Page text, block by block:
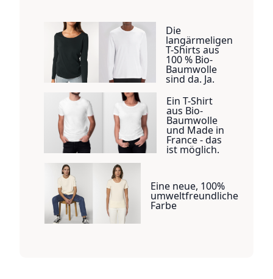
Die
langärmeligen
T-Shirts aus
100 % Bio-
Baumwolle
sind da. Ja.
Ein T-Shirt
aus Bio-
Baumwolle
und Made in
France - das
ist möglich.
Eine neue, 100%
umweltfreundliche
Farbe